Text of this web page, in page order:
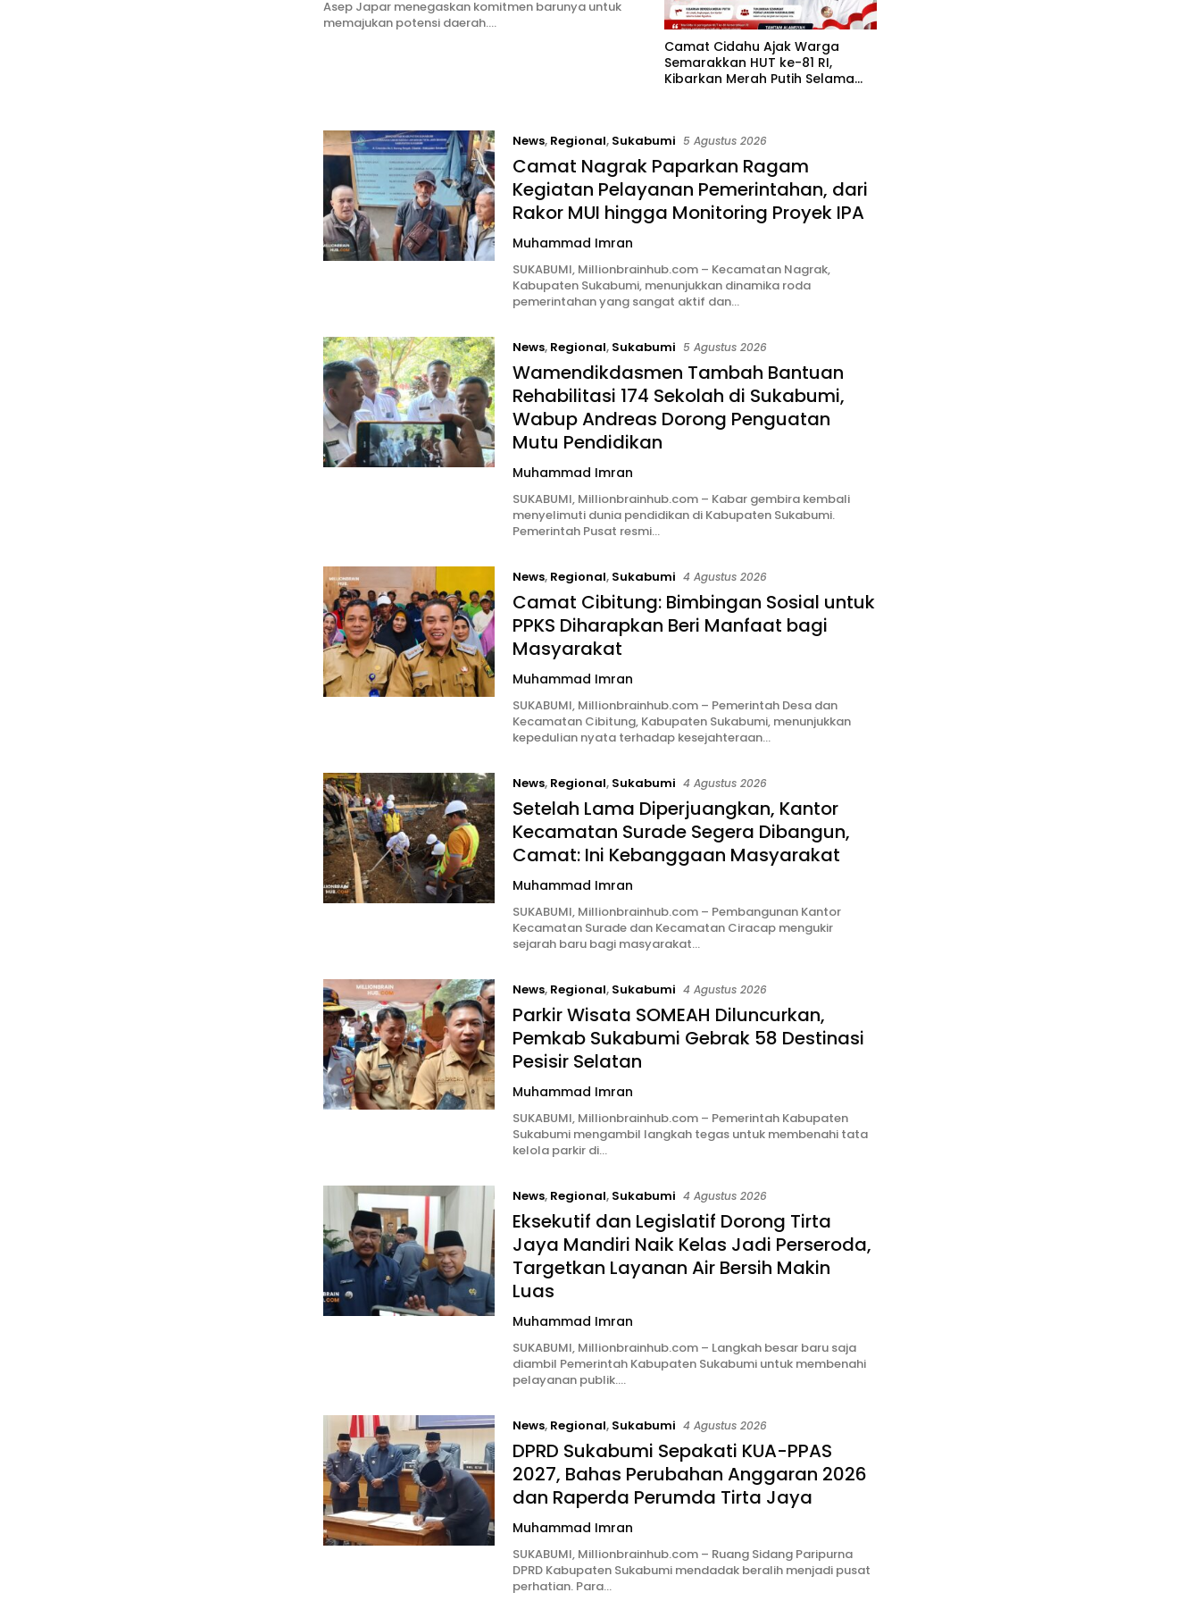
Asep Japar menegaskan komitmen barunya untuk
memajukan potensi daerah….
Camat Cidahu Ajak Warga
Semarakkan HUT ke-81 RI,
Kibarkan Merah Putih Selama
News, Regional, Sukabumi 5 Agustus 2026
Camat Nagrak Paparkan Ragam
Kegiatan Pelayanan Pemerintahan, dari
Rakor MUI hingga Monitoring Proyek IPA
Muhammad Imran
SUKABUMI, Millionbrainhub.com – Kecamatan Nagrak,
Kabupaten Sukabumi, menunjukkan dinamika roda
pemerintahan yang sangat aktif dan…
News, Regional, Sukabumi 5 Agustus 2026
Wamendikdasmen Tambah Bantuan
Rehabilitasi 174 Sekolah di Sukabumi,
Wabup Andreas Dorong Penguatan
Mutu Pendidikan
Muhammad Imran
SUKABUMI, Millionbrainhub.com – Kabar gembira kembali
menyelimuti dunia pendidikan di Kabupaten Sukabumi.
Pemerintah Pusat resmi…
News, Regional, Sukabumi 4 Agustus 2026
Camat Cibitung: Bimbingan Sosial untuk
PPKS Diharapkan Beri Manfaat bagi
Masyarakat
Muhammad Imran
SUKABUMI, Millionbrainhub.com – Pemerintah Desa dan
Kecamatan Cibitung, Kabupaten Sukabumi, menunjukkan
kepedulian nyata terhadap kesejahteraan…
News, Regional, Sukabumi 4 Agustus 2026
Setelah Lama Diperjuangkan, Kantor
Kecamatan Surade Segera Dibangun,
Camat: Ini Kebanggaan Masyarakat
Muhammad Imran
SUKABUMI, Millionbrainhub.com – Pembangunan Kantor
Kecamatan Surade dan Kecamatan Ciracap mengukir
sejarah baru bagi masyarakat…
News, Regional, Sukabumi 4 Agustus 2026
Parkir Wisata SOMEAH Diluncurkan,
Pemkab Sukabumi Gebrak 58 Destinasi
Pesisir Selatan
Muhammad Imran
SUKABUMI, Millionbrainhub.com – Pemerintah Kabupaten
Sukabumi mengambil langkah tegas untuk membenahi tata
kelola parkir di…
News, Regional, Sukabumi 4 Agustus 2026
Eksekutif dan Legislatif Dorong Tirta
Jaya Mandiri Naik Kelas Jadi Perseroda,
Targetkan Layanan Air Bersih Makin
Luas
Muhammad Imran
SUKABUMI, Millionbrainhub.com – Langkah besar baru saja
diambil Pemerintah Kabupaten Sukabumi untuk membenahi
pelayanan publik….
News, Regional, Sukabumi 4 Agustus 2026
DPRD Sukabumi Sepakati KUA-PPAS
2027, Bahas Perubahan Anggaran 2026
dan Raperda Perumda Tirta Jaya
Muhammad Imran
SUKABUMI, Millionbrainhub.com – Ruang Sidang Paripurna
DPRD Kabupaten Sukabumi mendadak beralih menjadi pusat
perhatian. Para…